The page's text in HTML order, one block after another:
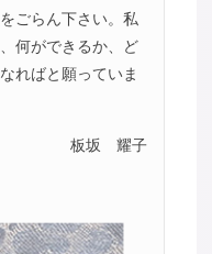
をごらん下さい。私
何ができるか、ど
ればと願っていま
板坂 耀子